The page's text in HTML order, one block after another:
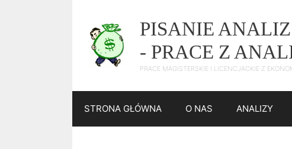
PISANIE
- PRACE Z
PRACE MAGISTERSKIE I LICENCJACKIE Z
STRONA GŁÓWNA O NAS ANALIZY